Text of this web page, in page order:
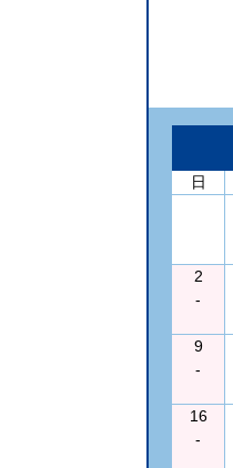
日
2
-
9
-
16
-